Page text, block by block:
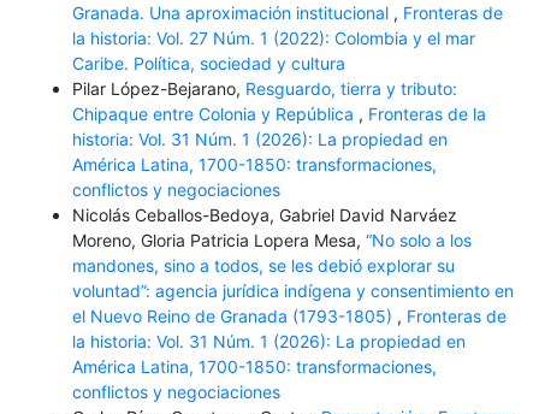
Granada. Una aproximación institucional , Fronteras de
la historia: Vol. 27 Núm. 1 (2022): Colombia y el mar
Caribe. Política, sociedad y cultura
Pilar López-Bejarano, Resguardo, tierra y tributo:
Chipaque entre Colonia y República , Fronteras de la
historia: Vol. 31 Núm. 1 (2026): La propiedad en
América Latina, 1700-1850: transformaciones,
conflictos y negociaciones
Nicolás Ceballos-Bedoya, Gabriel David Narváez
Moreno, Gloria Patricia Lopera Mesa, “No solo a los
mandones, sino a todos, se les debió explorar su
voluntad”: agencia jurídica indígena y consentimiento en
el Nuevo Reino de Granada (1793-1805) , Fronteras de
la historia: Vol. 31 Núm. 1 (2026): La propiedad en
América Latina, 1700-1850: transformaciones,
conflictos y negociaciones